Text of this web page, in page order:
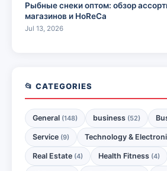
Рыбные снеки оптом: обзор
магазинов и HoReCa
Jul 13, 2026
📂 CATEGORIES
General (148) business (52)
Service (9) Technology &
Real Estate (4) Health Fitness (4)